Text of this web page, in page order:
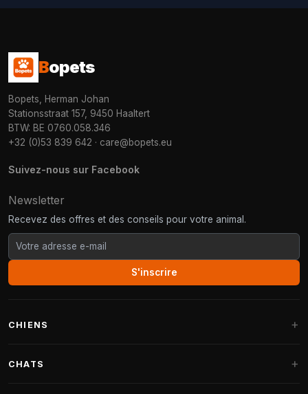
Bopets
Bopets, Herman Johan
Stationsstraat 157, 9450 Haaltert
BTW: BE 0760.058.346
+32 (0)53 839 642 · care@bopets.eu
Suivez-nous sur Facebook
Newsletter
Recevez des offres et des conseils pour votre animal.
S'inscrire
CHIENS
CHATS